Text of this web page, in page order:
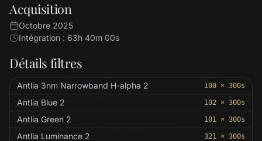
Acquisition
Octobre 2025
Intégration : 63h 40m 00s
Détails filtres
Antlia 3nm Narrowband H-alpha 2 100 × 300s
Antlia Blue 2 102 × 300s
Antlia Green 2 101 × 300s
Antlia Luminance 2 321 × 300s